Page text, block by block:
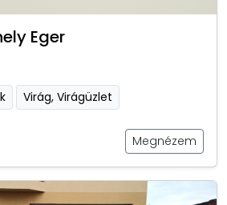
Eger
Virág, Virágüzlet
Megnézem